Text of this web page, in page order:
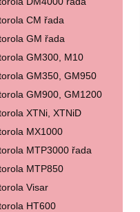
CM řada
GM řada
GM300, M10
GM350, GM950
GM900, GM1200
XTNi, XTNiD
MX1000
MTP3000 řada
MTP850
Visar
HT600